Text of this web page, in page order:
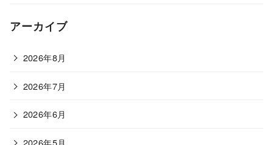
アーカイブ
2026年8月
2026年7月
2026年6月
2026年5月